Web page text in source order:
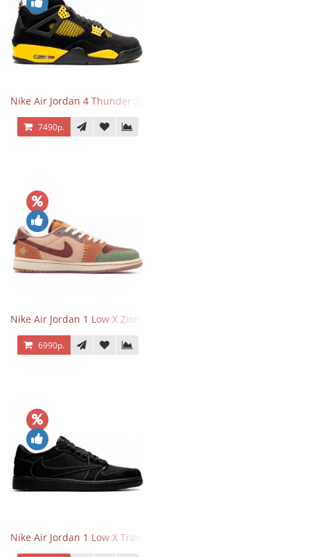
Nike Air Jordan 4 Thunder 2023
7490р.
Nike Air Jordan 1 Low X Zion Williamson Voodoo
6990р.
Nike Air Jordan 1 Low X Travis Scott Black Phantom